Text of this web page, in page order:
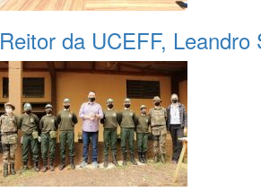
Reitor da UCEFF,